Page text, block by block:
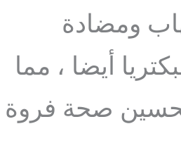
ومضادة
أيضا ، مما
صحة فروة